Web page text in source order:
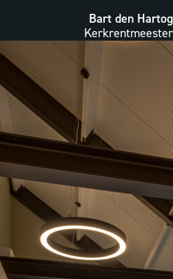
Bart den Hartog
Kerkrentmeester